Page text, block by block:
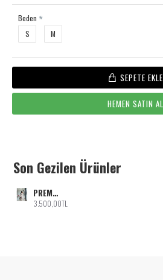
Beden
S
M
SEPETE EKLE
HEMEN SATIN AL
Son Gezilen Ürünler
PREMIUM PUANTİYE ETEK TAKIM KIRMIZI
3.500,00TL